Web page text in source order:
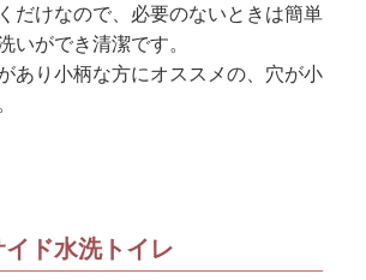
だけなので、必要のないときは簡単
いができ清潔です。
あり小柄な方にオススメの、穴が小
ド水洗トイレ